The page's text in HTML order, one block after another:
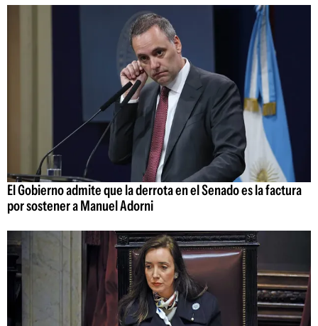
El Gobierno admite que la derrota en el Senado es la factura
por sostener a Manuel Adorni